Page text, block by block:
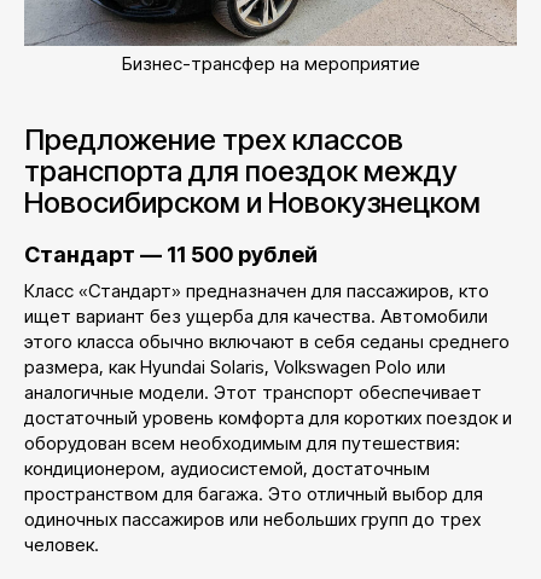
Бизнес-трансфер на мероприятие
Предложение трех классов
транспорта для поездок между
Новосибирском и Новокузнецком
Стандарт — 11 500 рублей
Класс «Стандарт» предназначен для пассажиров, кто
ищет вариант без ущерба для качества. Автомобили
этого класса обычно включают в себя седаны среднего
размера, как Hyundai Solaris, Volkswagen Polo или
аналогичные модели. Этот транспорт обеспечивает
достаточный уровень комфорта для коротких поездок и
оборудован всем необходимым для путешествия:
кондиционером, аудиосистемой, достаточным
пространством для багажа. Это отличный выбор для
одиночных пассажиров или небольших групп до трех
человек.